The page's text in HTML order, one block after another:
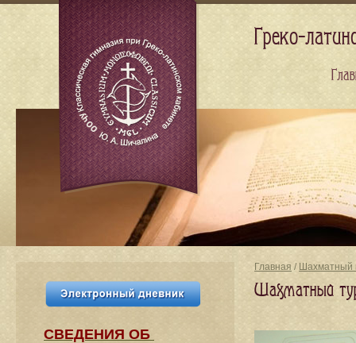
Главная / Шахматный
Шахматный
СВЕДЕНИЯ​ ОБ
Греко-